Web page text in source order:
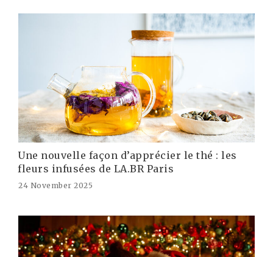
Une nouvelle façon d’apprécier le thé : les
fleurs infusées de LA.BR Paris
24 November 2025